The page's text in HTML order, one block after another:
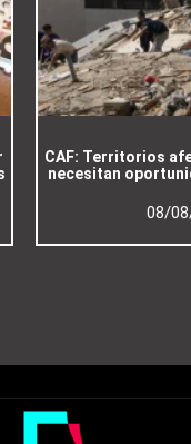
CAF: Territorios
necesitan
08/